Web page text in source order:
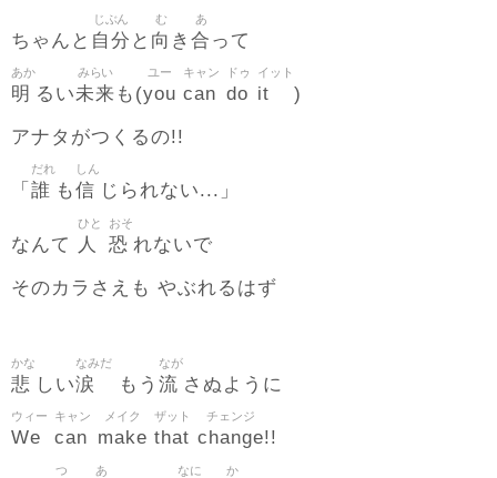
ちゃんと 自分
じぶん
と 向
む
き 合
あ
って
明
あか
るい未来
みらい
も(you
ユー
can
キャン
do
ドゥ
it
イット
)
アナタがつくるの!!
「 誰
だれ
も信
しん
じられない...」
なんて 人
ひと
恐
おそ
れないで
そのカラさえも やぶれるはず
悲
かな
しい涙
なみだ
もう 流
なが
さぬように
We
ウィー
can
キャン
make
メイク
that
ザット
change
チェンジ
!!
つ あ なに か